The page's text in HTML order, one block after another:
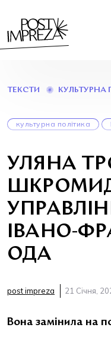
ТЕКСТИ КУЛЬТУРНА
культурна політика
УЛЯНА
ІВАНО-
ОДА
post impreza 21 Січня,
Вона замінила на